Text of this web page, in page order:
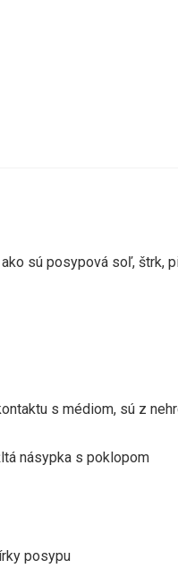
ako sú posypová soľ, štrk,
s médiom, sú z
násypka s poklopom
posypu